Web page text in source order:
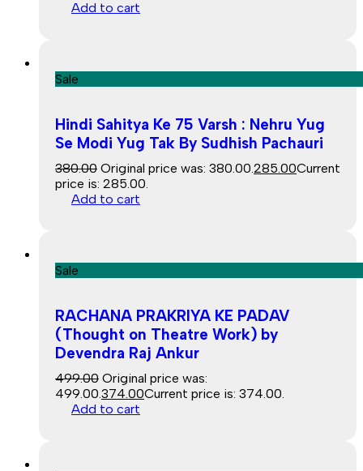
Add to cart
Sale
Hindi Sahitya Ke 75 Varsh : Nehru Yug
Se Modi Yug Tak By Sudhish Pachauri
380.00 Original price was: ₹380.00. 285.00Current
price is: ₹285.00.
Add to cart
Sale
RACHANA PRAKRIYA KE PADAV
(Thought on Theatre Work) by
Devendra Raj Ankur
499.00 Original price was:
₹499.00. 374.00Current price is: ₹374.00.
Add to cart